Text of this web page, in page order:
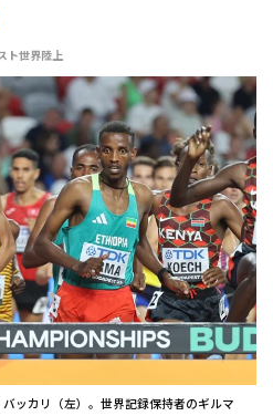
ト世界陸上
ッカリ（左）。世界記録保持者のギルマ